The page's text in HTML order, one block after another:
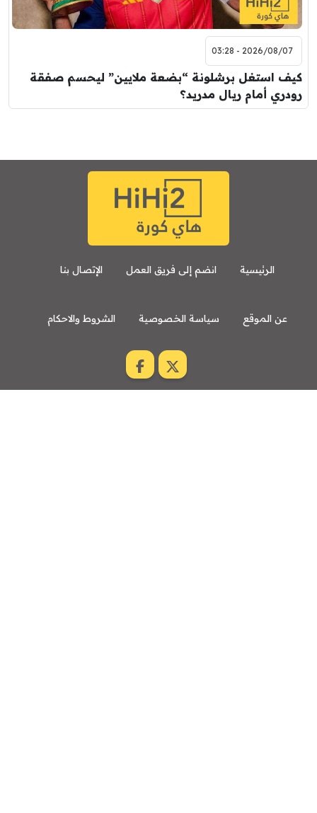
2026/08/07 - 03:28
كيف استغل برشلونة “بضعة ملايين” ليحسم صفقة
رودري أمام ريال مدريد؟
الرئيسية انضم إلى فريق العمل الإتصال بنا
عن الموقع سياسة الخصوصية الشروط والاحكام